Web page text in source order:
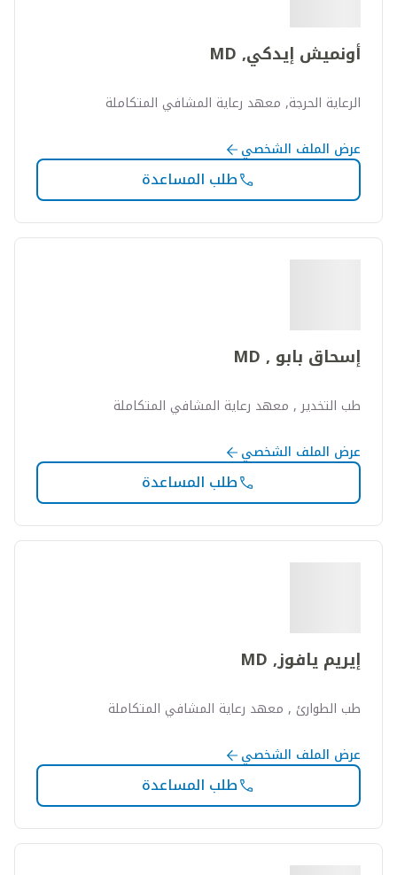
أونميش إيدكي, MD
الرعاية الحرجة, معهد رعاية المشافي المتكاملة
عرض الملف الشخصي
طلب المساعدة
إسحاق بابو , MD
طب التخدير , معهد رعاية المشافي المتكاملة
عرض الملف الشخصي
طلب المساعدة
إيريم يافوز, MD
طب الطوارئ , معهد رعاية المشافي المتكاملة
عرض الملف الشخصي
طلب المساعدة